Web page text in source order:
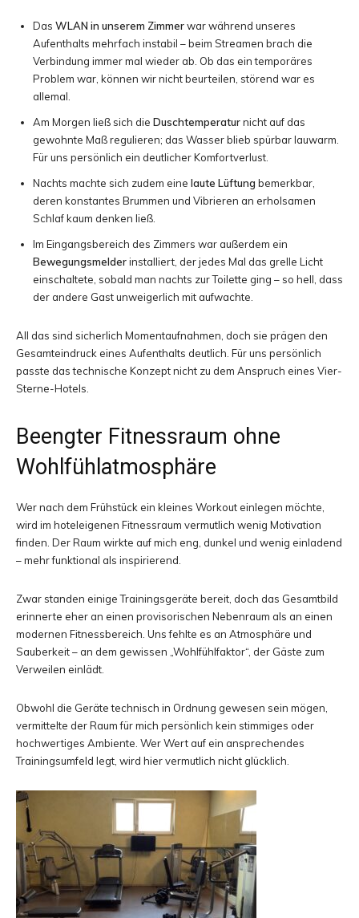
Das WLAN in unserem Zimmerwar während unseres
Aufenthalts mehrfach instabil – beim Streamen brach die
Verbindung immer mal wieder ab. Ob das ein temporäres
Problem war, können wir nicht beurteilen, störend war es
allemal.
Am Morgen ließ sich die Duschtemperaturnicht auf das
gewohnte Maß regulieren; das Wasser blieb spürbar lauwarm.
Für uns persönlich ein deutlicher Komfortverlust.
Nachts machte sich zudem eine laute Lüftung bemerkbar,
deren konstantes Brummen und Vibrieren an erholsamen
Schlaf kaum denken ließ.
Im Eingangsbereich des Zimmers war außerdem ein
Bewegungsmelderinstalliert, der jedes Mal das grelle Licht
einschaltete, sobald man nachts zur Toilette ging – so hell, dass
der andere Gast unweigerlich mit aufwachte.
All das sind sicherlich Momentaufnahmen, doch sie prägen den
Gesamteindruck eines Aufenthalts deutlich. Für uns persönlich
passte das technische Konzept nicht zu dem Anspruch eines Vier-
Sterne-Hotels.
Beengter Fitnessraum ohne
Wohlfühlatmosphäre
Wer nach dem Frühstück ein kleines Workout einlegen möchte,
wird im hoteleigenen Fitnessraum vermutlich wenig Motivation
finden. Der Raum wirkte auf mich eng, dunkel und wenig einladend
– mehr funktional als inspirierend.
Zwar standen einige Trainingsgeräte bereit, doch das Gesamtbild
erinnerte eher an einen provisorischen Nebenraum als an einen
modernen Fitnessbereich. Uns fehlte es an Atmosphäre und
Sauberkeit – an dem gewissen „Wohlfühlfaktor“, der Gäste zum
Verweilen einlädt.
Obwohl die Geräte technisch in Ordnung gewesen sein mögen,
vermittelte der Raum für mich persönlich kein stimmiges oder
hochwertiges Ambiente. Wer Wert auf ein ansprechendes
Trainingsumfeld legt, wird hier vermutlich nicht glücklich.